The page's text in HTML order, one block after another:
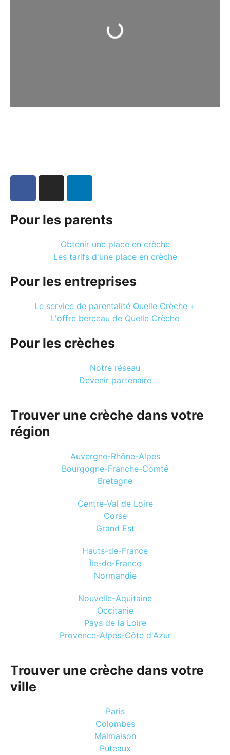
Chargement...
Pour les parents
Obtenir une place en crèche
Les tarifs d'une place en crèche
Pour les entreprises
Le service de parentalité Quelle Crèche +
L'offre berceau de Quelle Crèche
Pour les crèches
Notre réseau
Devenir partenaire
Trouver une crèche dans votre
région
Auvergne-Rhône-Alpes
Bourgogne-Franche-Comté
Bretagne
Centre-Val de Loire
Corse
Grand Est
Hauts-de-France
Île-de-France
Normandie
Nouvelle-Aquitaine
Occitanie
Pays de la Loire
Provence-Alpes-Côte d'Azur
Trouver une crèche dans votre
ville
Paris
Colombes
Malmaison
Puteaux